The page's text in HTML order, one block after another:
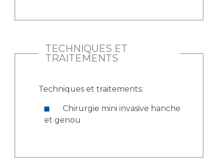
TECHNIQUES ET
TRAITEMENTS
Techniques et traitements:
et genou